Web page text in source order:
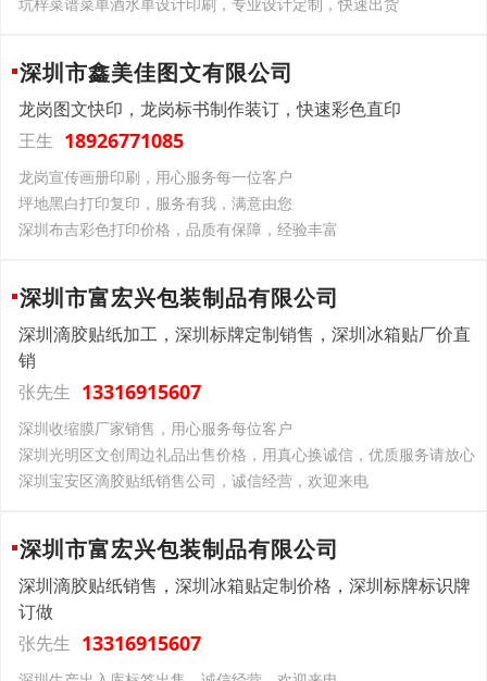
深圳市鑫美佳图文有限公司
龙岗图文快印，龙岗标书制作装订，快速彩色直印
王生 18926771085
龙岗宣传画册印刷，用心服务每一位客户
坪地黑白打印复印，服务有我，满意由您
深圳布吉彩色打印价格，品质有保障，经验丰富
深圳市富宏兴包装制品有限公司
深圳滴胶贴纸加工，深圳标牌定制销售，深圳冰箱贴厂价直
销
张先生 13316915607
深圳收缩膜厂家销售，用心服务每位客户
深圳光明区文创周边礼品出售价格，用真心换诚信，优质服务请放心
深圳宝安区滴胶贴纸销售公司，诚信经营，欢迎来电
深圳市富宏兴包装制品有限公司
深圳滴胶贴纸销售，深圳冰箱贴定制价格，深圳标牌标识牌
订做
张先生 13316915607